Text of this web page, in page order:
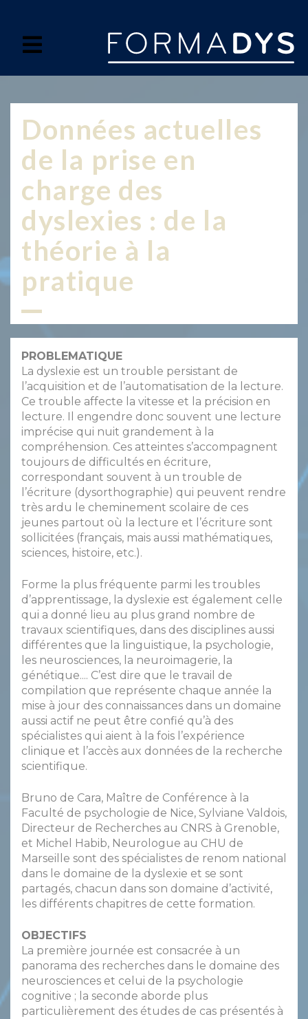
Données actuelles
de la prise en
charge des
dyslexies : de la
théorie à la
pratique
PROBLEMATIQUE
La dyslexie est un trouble persistant de
l’acquisition et de l’automatisation de la lecture.
Ce trouble affecte la vitesse et la précision en
lecture. Il engendre donc souvent une lecture
imprécise qui nuit grandement à la
compréhension. Ces atteintes s’accompagnent
toujours de difficultés en écriture,
correspondant souvent à un trouble de
l’écriture (dysorthographie) qui peuvent rendre
très ardu le cheminement scolaire de ces
jeunes partout où la lecture et l’écriture sont
sollicitées (français, mais aussi mathématiques,
sciences, histoire, etc.).
Forme la plus fréquente parmi les troubles
d’apprentissage, la dyslexie est également celle
qui a donné lieu au plus grand nombre de
travaux scientifiques, dans des disciplines aussi
différentes que la linguistique, la psychologie,
les neurosciences, la neuroimagerie, la
génétique.... C’est dire que le travail de
compilation que représente chaque année la
mise à jour des connaissances dans un domaine
aussi actif ne peut être confié qu’à des
spécialistes qui aient à la fois l’expérience
clinique et l’accès aux données de la recherche
scientifique.
Bruno de Cara, Maître de Conférence à la
Faculté de psychologie de Nice, Sylviane Valdois,
Directeur de Recherches au CNRS à Grenoble,
et Michel Habib, Neurologue au CHU de
Marseille sont des spécialistes de renom national
dans le domaine de la dyslexie et se sont
partagés, chacun dans son domaine d’activité,
les différents chapitres de cette formation.
OBJECTIFS
La première journée est consacrée à un
panorama des recherches dans le domaine des
neurosciences et celui de la psychologie
cognitive ; la seconde aborde plus
particulièrement des études de cas présentés à